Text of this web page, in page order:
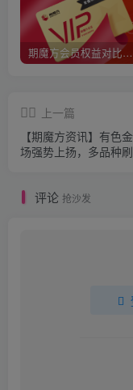
期魔方会员权益对比，总有一项适合您！
上一篇
【期魔方资讯】有色
场强势上扬，多品种
评论 抢沙发